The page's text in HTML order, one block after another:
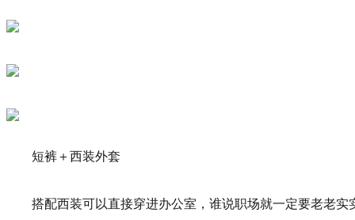
短裤＋西装外套
搭配西装可以直接穿进办公室，谁说职场就一定要老老实